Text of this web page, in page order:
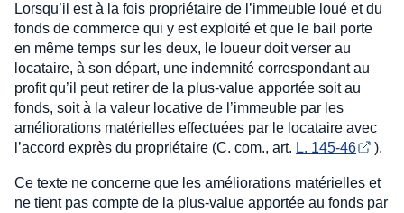
Lorsqu’il est à la fois propriétaire de l’immeuble loué et du
fonds de commerce qui y est exploité et que le bail porte
en même temps sur les deux, le loueur doit verser au
locataire, à son départ, une indemnité correspondant au
profit qu’il peut retirer de la plus-value apportée soit au
fonds, soit à la valeur locative de l’immeuble par les
améliorations matérielles effectuées par le locataire avec
l’accord exprès du propriétaire (C. com., art. L. 145-46 ).
Ce texte ne concerne que les améliorations matérielles et
ne tient pas compte de la plus-value apportée au fonds par